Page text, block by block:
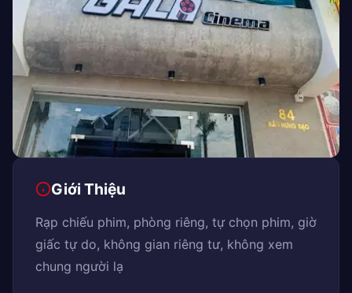
Giới Thiệu
Rạp chiếu phim, phòng riêng, tự chọn phim, giờ
giấc tự do, không gian riêng tư, không xem
chung người lạ